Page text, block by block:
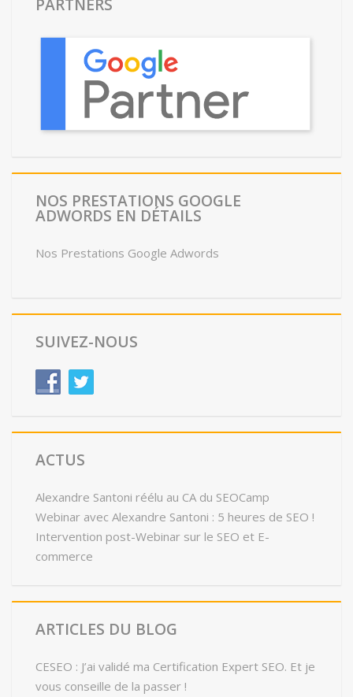
PARTNERS
NOS PRESTATIONS GOOGLE
ADWORDS EN DÉTAILS
Nos Prestations Google Adwords
SUIVEZ-NOUS
ACTUS
Alexandre Santoni réélu au CA du SEOCamp
Webinar avec Alexandre Santoni : 5 heures de SEO !
Intervention post-Webinar sur le SEO et E-
commerce
ARTICLES DU BLOG
CESEO : J’ai validé ma Certification Expert SEO. Et je
vous conseille de la passer !